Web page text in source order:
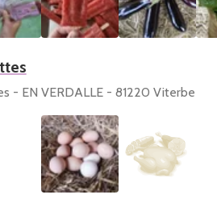
- EN VERDALLE - 81220 Viterbe